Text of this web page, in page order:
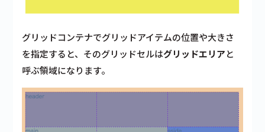
グリッドコンテナでグリッドアイテムの位置や大きさ
を指定すると、そのグリッドセルはグリッドエリアと
呼ぶ領域になります。